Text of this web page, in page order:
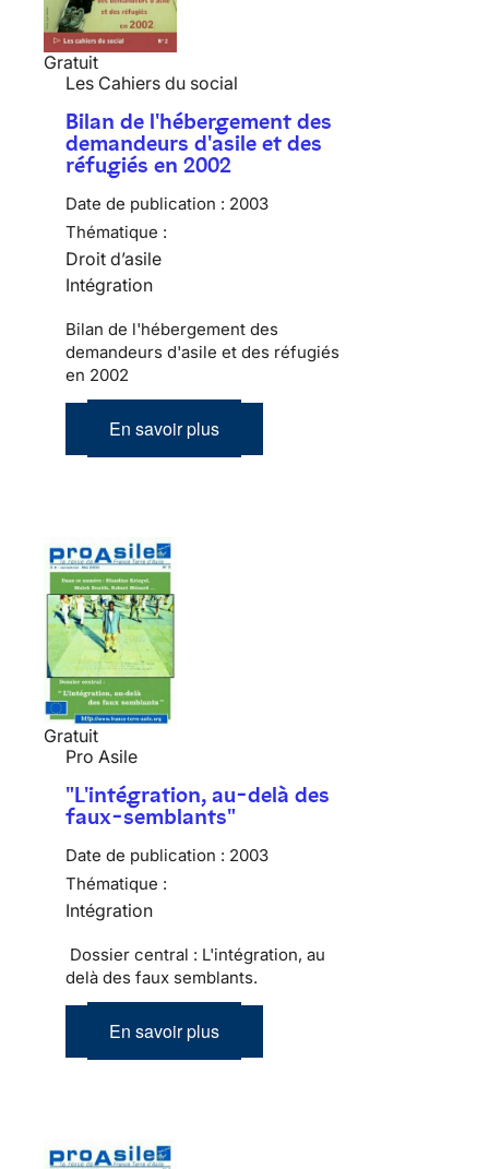
Gratuit
Les Cahiers du social
Bilan de l'hébergement des
demandeurs d'asile et des
réfugiés en 2002
Date de publication : 2003
Thématique :
Droit d’asile
Intégration
Bilan de l'hébergement des
demandeurs d'asile et des réfugiés
en 2002
En savoir plus
Gratuit
Pro Asile
"L'intégration, au-delà des
faux-semblants"
Date de publication : 2003
Thématique :
Intégration
Dossier central : L'intégration, au
delà des faux semblants.
En savoir plus